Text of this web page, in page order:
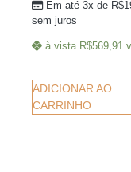
Em até 3x de R$
sem juros
à vista R$569,91
ADICIONAR AO
CARRINHO